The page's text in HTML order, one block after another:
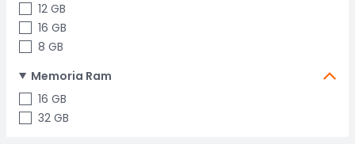
12 GB
16 GB
8 GB
Memoria Ram
16 GB
32 GB